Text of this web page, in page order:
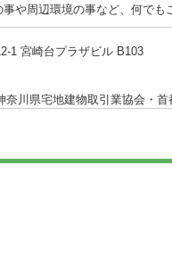
や周辺環境の事など、何でも
1 宮崎台プラザビル B103
奈川県宅地建物取引業協会・